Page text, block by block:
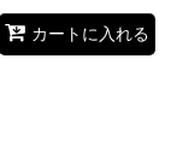
カートに入れる